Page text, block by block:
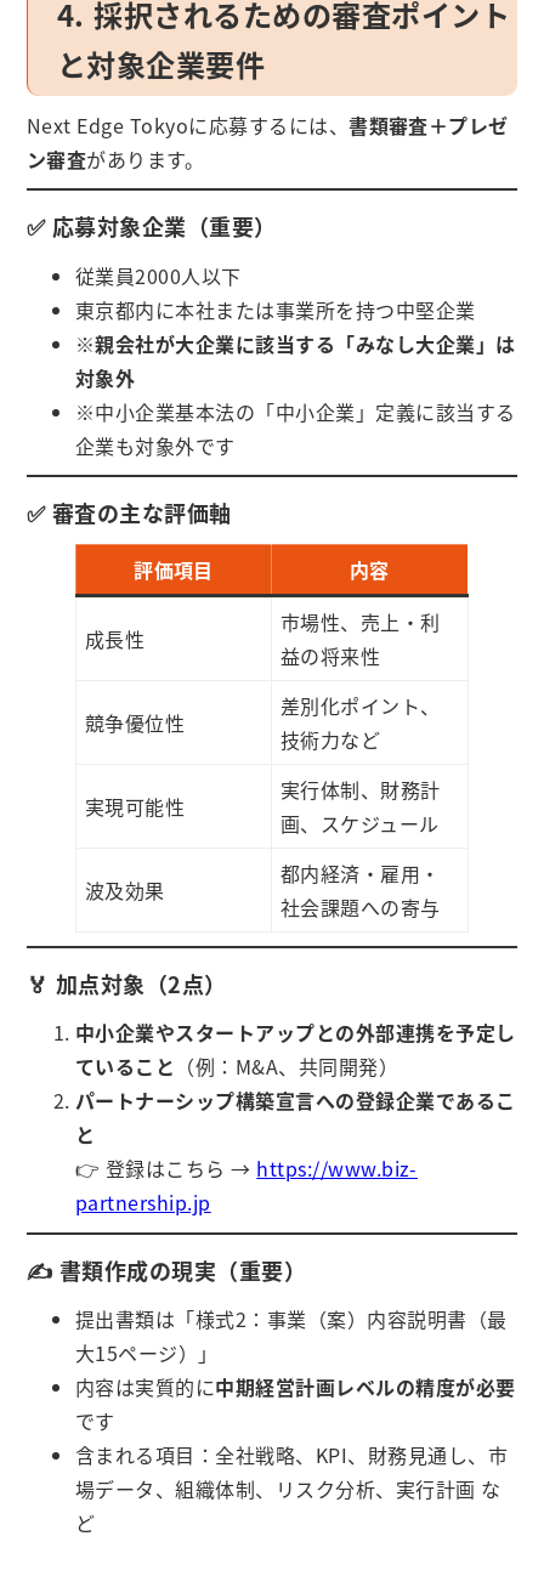
4. 採択されるための審査ポイント
と対象企業要件
Next Edge Tokyoに応募するには、書類審査＋プレゼ
ン審査があります。
✅ 応募対象企業（重要）
従業員2000人以下
東京都内に本社または事業所を持つ中堅企業
※親会社が大企業に該当する「みなし大企業」は
対象外
※中小企業基本法の「中小企業」定義に該当する
企業も対象外です
✅ 審査の主な評価軸
評価項目 内容
成長性
市場性、売上・利
益の将来性
競争優位性
差別化ポイント、
技術力など
実現可能性
実行体制、財務計
画、スケジュール
波及効果
都内経済・雇用・
社会課題への寄与
🏅 加点対象（2点）
中小企業やスタートアップとの外部連携を予定し
ていること （例：M&A、共同開発）
パートナーシップ構築宣言への登録企業であるこ
と
👉 登録はこちら → https://www.biz-
partnership.jp
✍️ 書類作成の現実（重要）
提出書類は「様式2：事業（案）内容説明書（最
大15ページ）」
内容は実質的に中期経営計画レベルの精度が必要
です
含まれる項目：全社戦略、KPI、財務見通し、市
場データ、組織体制、リスク分析、実行計画 な
ど